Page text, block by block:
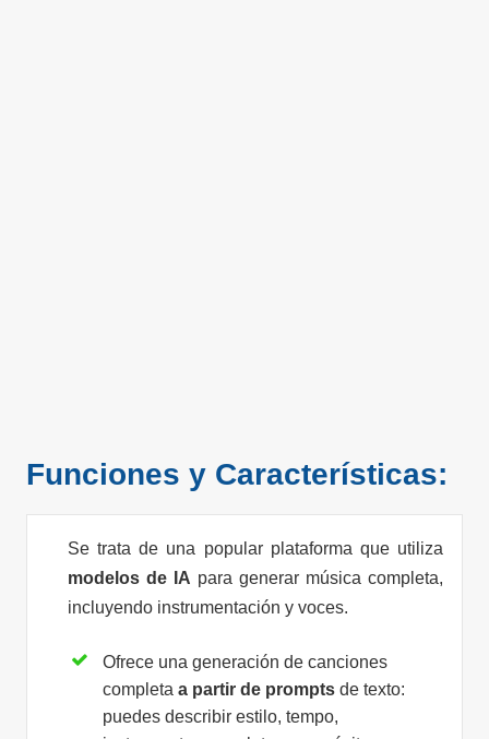
Funciones y Características:
Se trata de una popular plataforma que utiliza
modelos de IA para generar música completa,
incluyendo instrumentación y voces.
Ofrece una generación de canciones
completaa partir de prompts de texto:
puedes describir estilo, tempo,